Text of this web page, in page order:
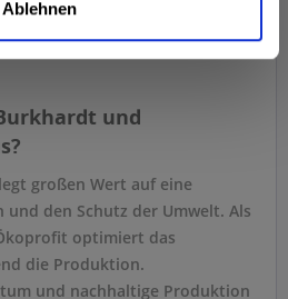
Ablehnen
und
großen Wert auf eine
den Schutz der Umwelt. Als
optimiert das
die Produktion.
und nachhaltige Produktion